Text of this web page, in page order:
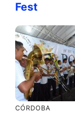
Fest
CÓRDOBA